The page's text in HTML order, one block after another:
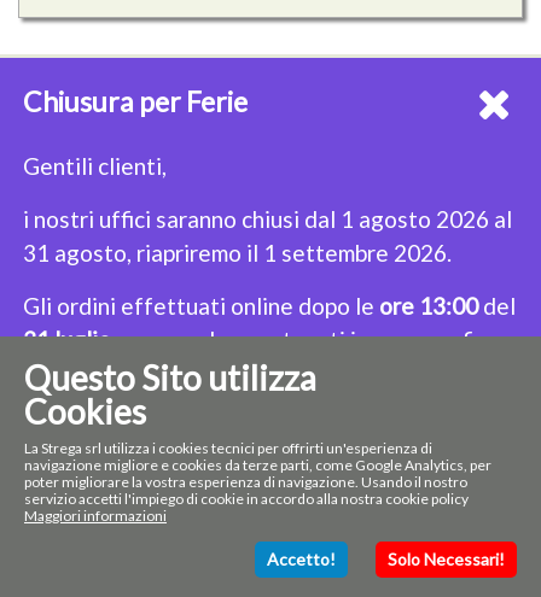
CONTACT
Indirizzo: Via San Damaso 23A, 00165
Telefono: +3906632192
Email: strega@lastrega.com
Seguici su:
LINK UTILI
Home Page
Termini e Condizioni
NEWSLETTER
Questo Sito utilizza
Cookies
La Strega srl utilizza i cookies tecnici per offrirti un'esperienza di
navigazione migliore e cookies da terze parti, come Google Analytics, per
poter migliorare la vostra esperienza di navigazione. Usando il nostro
servizio accetti l'impiego di cookie in accordo alla nostra cookie policy
Maggiori informazioni
Accetto! Solo Necessari!
Chiusura per Ferie
Gentili clienti,
i nostri uffici saranno chiusi dal 1 agosto 2026 al
31 agosto, riapriremo il 1 settembre 2026.
Gli ordini effettuati online dopo le ore 13:00del
31 lugliosaranno dunque tenuti in sospeso fino
alla riapertura.
Buone Vacanze!
Se proprio non riuscite a fare a meno dei nostri
prodotti cliccatequiper avere l'elenco dei